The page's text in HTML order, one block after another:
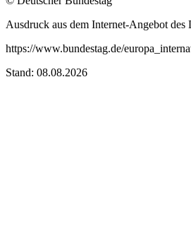
Ausdruck aus dem Internet-Angebot des
https://www.bundestag.de/
Stand: 08.08.2026